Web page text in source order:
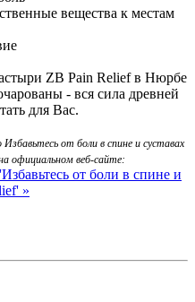
вещества к местам
ZB Pain Relief в Нюрбе
- вся сила древней
для Вас.
от боли в спине и суставах
официальном веб-сайте:
от боли в спине и
»